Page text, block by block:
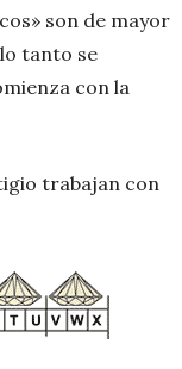
son de mayor
tanto se
con la
trabajan con